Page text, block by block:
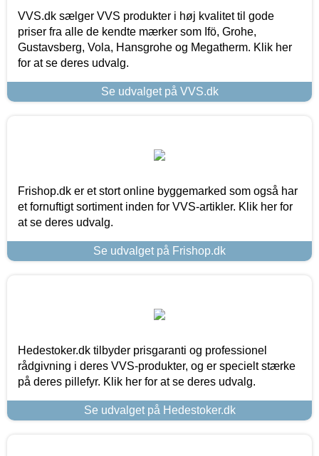
VVS.dk sælger VVS produkter i høj kvalitet til gode
priser fra alle de kendte mærker som Ifö, Grohe,
Gustavsberg, Vola, Hansgrohe og Megatherm. Klik her
for at se deres udvalg.
Se udvalget på VVS.dk
Frishop.dk er et stort online byggemarked som også har
et fornuftigt sortiment inden for VVS-artikler. Klik her for
at se deres udvalg.
Se udvalget på Frishop.dk
Hedestoker.dk tilbyder prisgaranti og professionel
rådgivning i deres VVS-produkter, og er specielt stærke
på deres pillefyr. Klik her for at se deres udvalg.
Se udvalget på Hedestoker.dk